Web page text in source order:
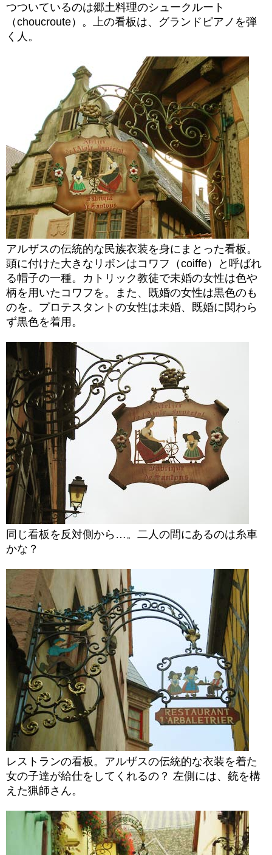
つついているのは郷土料理のシュークルート
（choucroute）。上の看板は、グランドピアノを弾
く人。
アルザスの伝統的な民族衣装を身にまとった看板。
頭に付けた大きなリボンはコワフ（coiffe）と呼ばれ
る帽子の一種。カトリック教徒で未婚の女性は色や
柄を用いたコワフを。また、既婚の女性は黒色のも
のを。プロテスタントの女性は未婚、既婚に関わら
ず黒色を着用。
同じ看板を反対側から…。二人の間にあるのは糸車
かな？
レストランの看板。アルザスの伝統的な衣装を着た
女の子達が給仕をしてくれるの？ 左側には、銃を構
えた猟師さん。